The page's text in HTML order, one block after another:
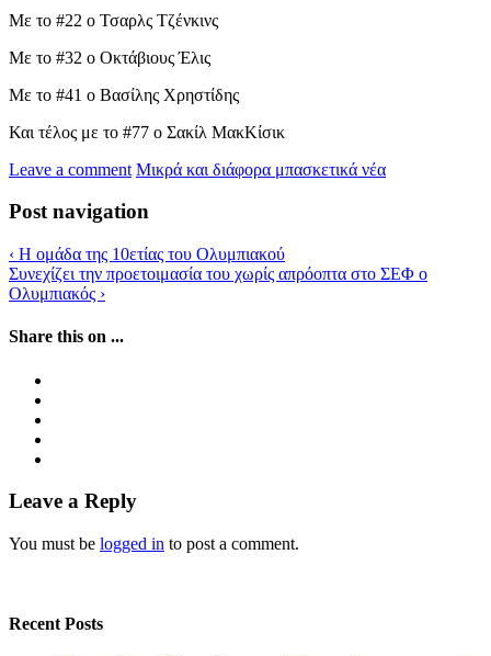
Με το #22 ο Τσαρλς Τζένκινς
Με το #32 ο Οκτάβιους Έλις
Με το #41 ο Βασίλης Χρηστίδης
Και τέλος με το #77 ο Σακίλ ΜακΚίσικ
Leave a comment Μικρά και διάφορα μπασκετικά νέα
Post navigation
‹ Η ομάδα της 10ετίας του Ολυμπιακού
Συνεχίζει την προετοιμασία του χωρίς απρόοπτα στο ΣΕΦ ο
Ολυμπιακός ›
Share this on ...
Leave a Reply
You must be logged in to post a comment.
Recent Posts